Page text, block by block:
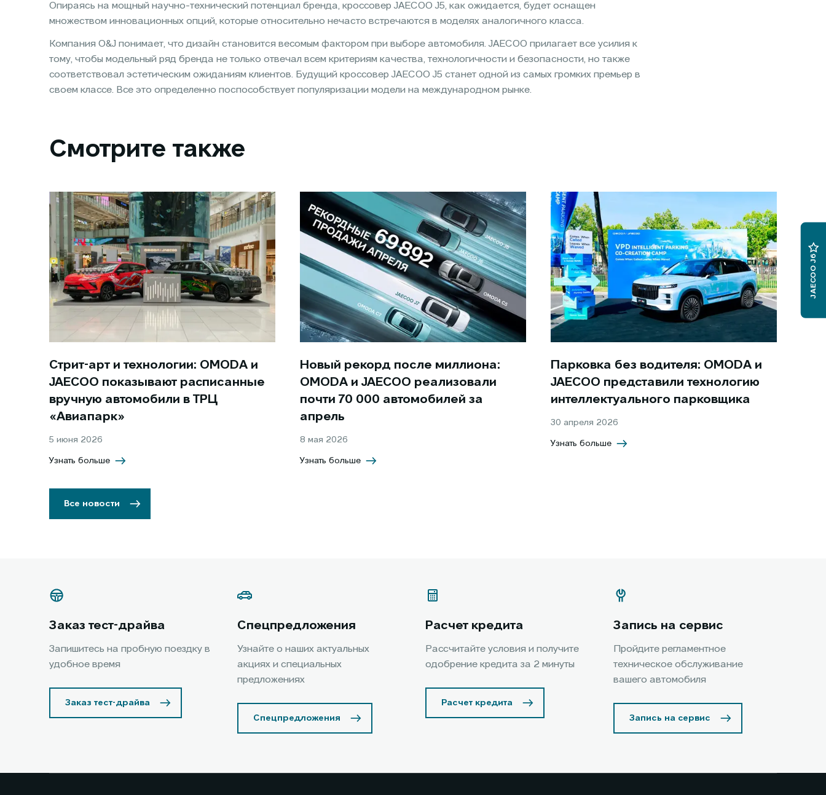
JAECOO J6
Опираясь на мощный научно-технический потенциал бренда, кроссовер JAECOO J5, как ожидается, будет оснащен
множеством инновационных опций, которые относительно нечасто встречаются в моделях аналогичного класса.
Компания O&J понимает, что дизайн становится весомым фактором при выборе автомобиля. JAECOO прилагает все усилия к
тому, чтобы модельный ряд бренда не только отвечал всем критериям качества, технологичности и безопасности, но также
соответствовал эстетическим ожиданиям клиентов. Будущий кроссовер JAECOO J5 станет одной из самых громких премьер в
своем классе. Все это определенно поспособствует популяризации модели на международном рынке.
Смотрите также
Стрит-арт и технологии: OMODA и
JAECOO показывают расписанные
вручную автомобили в ТРЦ
«Авиапарк»
5 июня 2026
Узнать больше
Новый рекорд после миллиона:
OMODA и JAECOO реализовали
почти 70 000 автомобилей за
апрель
8 мая 2026
Узнать больше
Парковка без водителя: OMODA и
JAECOO представили технологию
интеллектуального парковщика
30 апреля 2026
Узнать больше
Все новости
Заказ тест-драйва
Запишитесь на пробную поездку в
удобное время
Заказ тест-драйва
Спецпредложения
Узнайте о наших актуальных
акциях и специальных
предложениях
Спецпредложения
Расчет кредита
Рассчитайте условия и получите
одобрение кредита за 2 минуты
Расчет кредита
Запись на сервис
Пройдите регламентное
техническое обслуживание
вашего автомобиля
Запись на сервис